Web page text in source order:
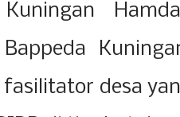
fasilitator desa